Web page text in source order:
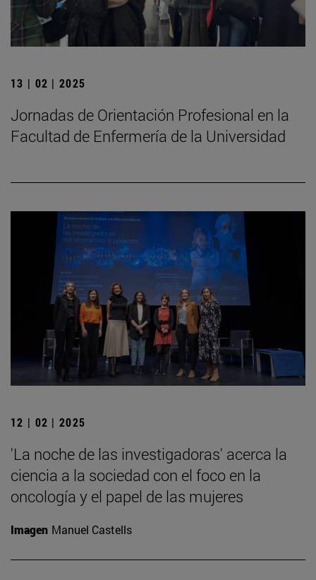
13 | 02 | 2025
Jornadas de Orientación Profesional en la
Facultad de Enfermería de la Universidad
12 | 02 | 2025
'La noche de las investigadoras' acerca la
ciencia a la sociedad con el foco en la
oncología y el papel de las mujeres
Imagen Manuel Castells